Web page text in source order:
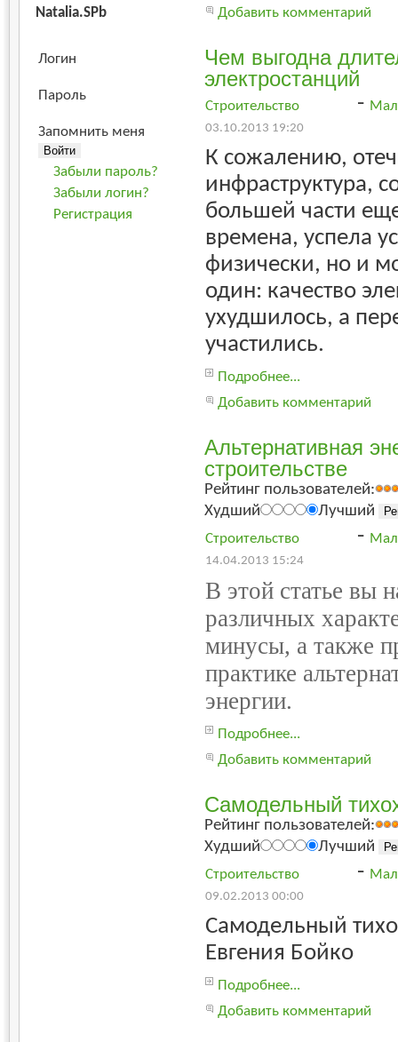
Natalia.SPb
Логин
Пароль
Запомнить меня
Забыли пароль?
Забыли логин?
Регистрация
Добавить комментарий
Чем выгодна
электростанций
Строительство -
03.10.2013 19:20
К сожалению,
инфраструктура,
большей части
времена, успела
физически, но и
один: качество
ухудшилось, а
участились.
Подробнее...
Добавить комментарий
Альтернативная
строительстве
Рейтинг пользователей:
Худший
Лучший
Строительство -
14.04.2013 15:24
В этой статье вы
различных
минусы, а также
практике
энергии.
Подробнее...
Добавить комментарий
Самодельный
Рейтинг пользователей:
Худший
Лучший
Строительство -
09.02.2013 00:00
Самодельный
Евгения Бойко
Подробнее...
Добавить комментарий